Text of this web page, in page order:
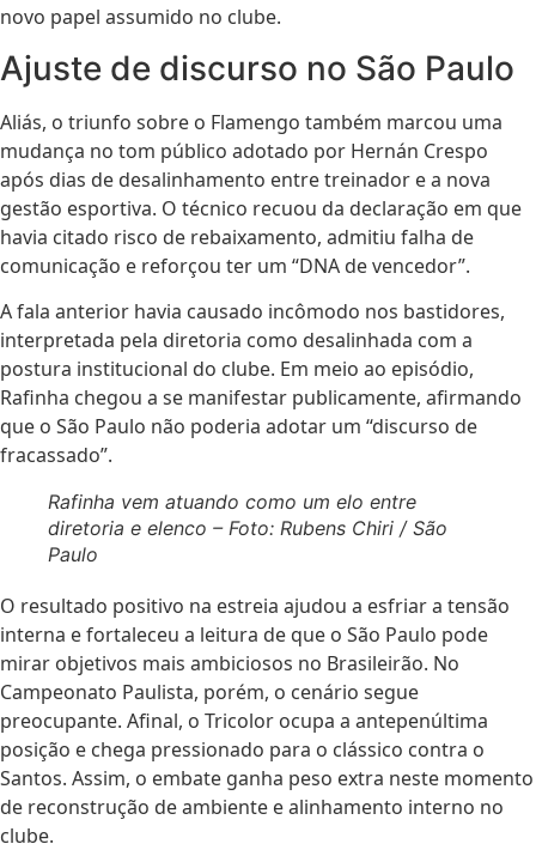
novo papel assumido no clube.
Ajuste de discurso no São Paulo
Aliás, o triunfo sobre o Flamengo também marcou uma
mudança no tom público adotado por Hernán Crespo
após dias de desalinhamento entre treinador e a nova
gestão esportiva. O técnico recuou da declaração em que
havia citado risco de rebaixamento, admitiu falha de
comunicação e reforçou ter um “DNA de vencedor”.
A fala anterior havia causado incômodo nos bastidores,
interpretada pela diretoria como desalinhada com a
postura institucional do clube. Em meio ao episódio,
Rafinha chegou a se manifestar publicamente, afirmando
que o São Paulo não poderia adotar um “discurso de
fracassado”.
Rafinha vem atuando como um elo entre
diretoria e elenco – Foto: Rubens Chiri / São
Paulo
O resultado positivo na estreia ajudou a esfriar a tensão
interna e fortaleceu a leitura de que o São Paulo pode
mirar objetivos mais ambiciosos no Brasileirão. No
Campeonato Paulista, porém, o cenário segue
preocupante. Afinal, o Tricolor ocupa a antepenúltima
posição e chega pressionado para o clássico contra o
Santos. Assim, o embate ganha peso extra neste momento
de reconstrução de ambiente e alinhamento interno no
clube.